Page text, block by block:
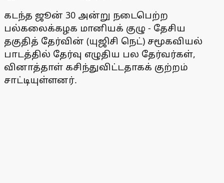
கடந்த ஜூன் 30 அன்று நடைபெற்ற
பல்கலைக்கழக மானியக் குழு - தேசிய
தகுதித் தேர்வின் (யுஜிசி நெட்) சமூகவியல்
பாடத்தில் தேர்வு எழுதிய பல தேர்வர்கள்,
வினாத்தாள் கசிந்துவிட்டதாகக் குற்றம்
சாட்டியுள்ளனர்.